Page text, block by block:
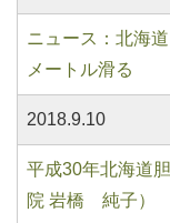
ニュース：北海
メートル滑る
2018.9.10
平成30年北海道
院 岩橋 純子）